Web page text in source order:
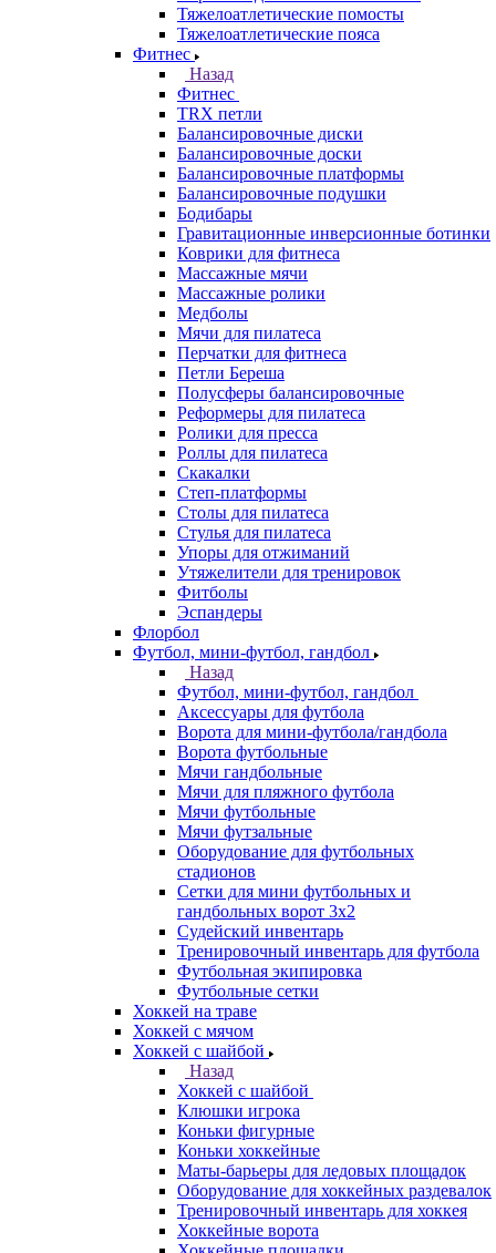
Тяжелоатлетические помосты
Тяжелоатлетические пояса
Фитнес
Назад
Фитнес
TRX петли
Балансировочные диски
Балансировочные доски
Балансировочные платформы
Балансировочные подушки
Бодибары
Гравитационные инверсионные ботинки
Коврики для фитнеса
Массажные мячи
Массажные ролики
Медболы
Мячи для пилатеса
Перчатки для фитнеса
Петли Береша
Полусферы балансировочные
Реформеры для пилатеса
Ролики для пресса
Роллы для пилатеса
Скакалки
Степ-платформы
Столы для пилатеса
Стулья для пилатеса
Упоры для отжиманий
Утяжелители для тренировок
Фитболы
Эспандеры
Флорбол
Футбол, мини-футбол, гандбол
Назад
Футбол, мини-футбол, гандбол
Аксессуары для футбола
Ворота для мини-футбола/гандбола
Ворота футбольные
Мячи гандбольные
Мячи для пляжного футбола
Мячи футбольные
Мячи футзальные
Оборудование для футбольных
стадионов
Сетки для мини футбольных и
гандбольных ворот 3х2
Судейский инвентарь
Тренировочный инвентарь для футбола
Футбольная экипировка
Футбольные сетки
Хоккей на траве
Хоккей с мячом
Хоккей с шайбой
Назад
Хоккей с шайбой
Клюшки игрока
Коньки фигурные
Коньки хоккейные
Маты-барьеры для ледовых площадок
Оборудование для хоккейных раздевалок
Тренировочный инвентарь для хоккея
Хоккейные ворота